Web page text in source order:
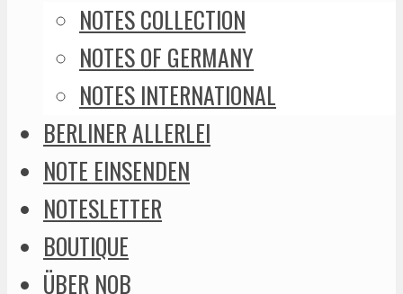
NOTES COLLECTION
NOTES OF GERMANY
NOTES INTERNATIONAL
BERLINER ALLERLEI
NOTE EINSENDEN
NOTESLETTER
BOUTIQUE
ÜBER NOB